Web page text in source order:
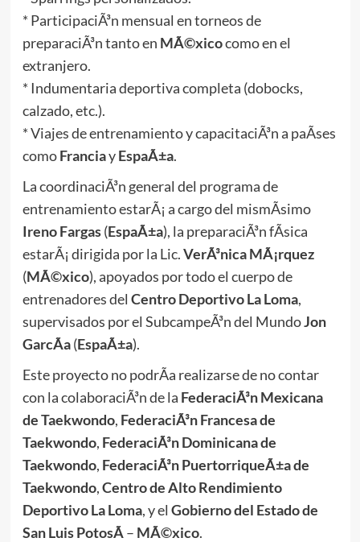
* ParticipaciÃ³n mensual en torneos de
preparaciÃ³n tanto en MÃ©xicocomo en el
extranjero.
* Indumentaria deportiva completa (dobocks,
calzado, etc.).
* Viajes de entrenamiento y capacitaciÃ³n a paÃ­ses
comoFranciayEspaÃ±a.
La coordinaciÃ³n general del programa de
entrenamiento estarÃ¡ a cargo del mismÃ­simo
Ireno Fargas(EspaÃ±a), la preparaciÃ³n fÃ­sica
estarÃ¡ dirigida por la Lic.VerÃ³nica MÃ¡rquez
(MÃ©xico), apoyados por todo el cuerpo de
entrenadores del Centro Deportivo La Loma,
supervisados por el SubcampeÃ³n del MundoJon
GarcÃ­a(EspaÃ±a).
Este proyecto no podrÃ­a realizarse de no contar
con la colaboraciÃ³n de la FederaciÃ³n Mexicana
de Taekwondo, FederaciÃ³n Francesa de
Taekwondo, FederaciÃ³n Dominicana de
Taekwondo, FederaciÃ³n PuertorriqueÃ±a de
Taekwondo,Centro de Alto Rendimiento
Deportivo La Loma, y el Gobierno del Estado de
San Luis PotosÃ­– MÃ©xico.